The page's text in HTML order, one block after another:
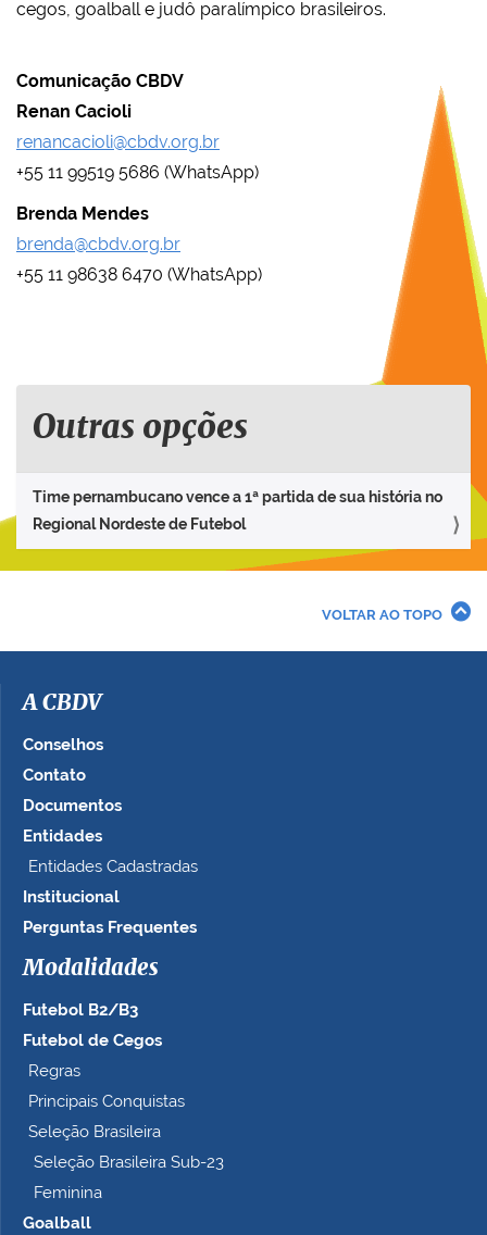
cegos, goalball e judô paralímpico brasileiros.
Comunicação CBDV
Renan Cacioli
renancacioli@cbdv.org.br
+55 11 99519 5686 (WhatsApp)
Brenda Mendes
brenda@cbdv.org.br
+55 11 98638 6470 (WhatsApp)
Outras opções
Time pernambucano vence a 1ª partida de sua história no
Regional Nordeste de Futebol
VOLTAR AO TOPO
A CBDV
Conselhos
Contato
Documentos
Entidades
Entidades Cadastradas
Institucional
Perguntas Frequentes
Modalidades
Futebol B2/B3
Futebol de Cegos
Regras
Principais Conquistas
Seleção Brasileira
Seleção Brasileira Sub-23
Feminina
Goalball